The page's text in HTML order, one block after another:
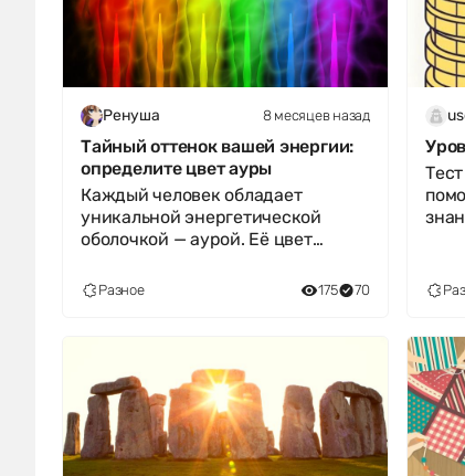
Ренуша 8 месяцев назад
Тайный оттенок вашей энергии:
определите цвет ауры
Каждый человек обладает
уникальной энергетической
оболочкой — аурой. Её цвет
состояние, характе
Разное 175 70